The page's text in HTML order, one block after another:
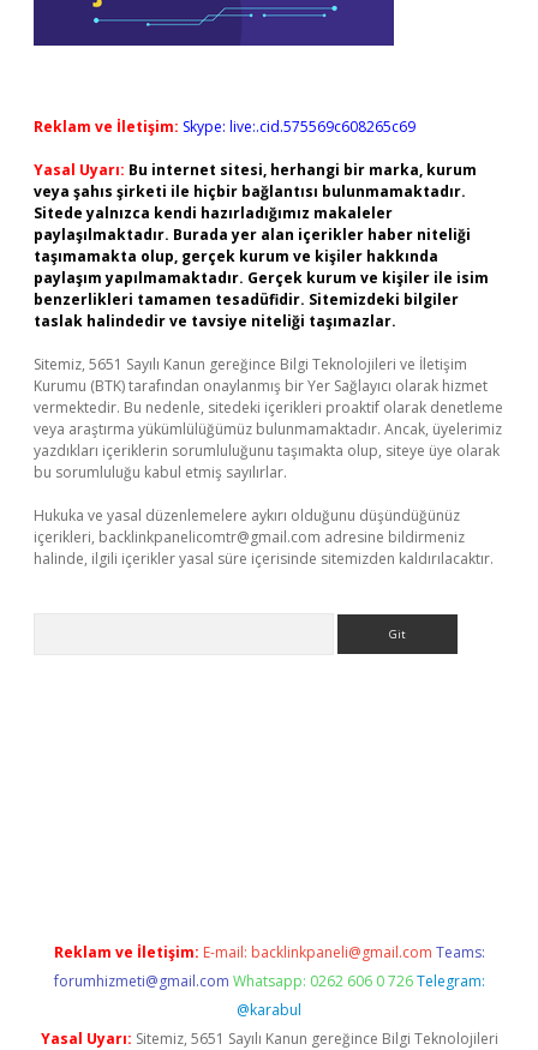
Reklam ve İletişim: Skype: live:.cid.575569c608265c69
Yasal Uyarı: Bu internet sitesi, herhangi bir marka, kurum
veya şahıs şirketi ile hiçbir bağlantısı bulunmamaktadır.
Sitede yalnızca kendi hazırladığımız makaleler
paylaşılmaktadır. Burada yer alan içerikler haber niteliği
taşımamakta olup, gerçek kurum ve kişiler hakkında
paylaşım yapılmamaktadır. Gerçek kurum ve kişiler ile isim
benzerlikleri tamamen tesadüfidir. Sitemizdeki bilgiler
taslak halindedir ve tavsiye niteliği taşımazlar.
Sitemiz, 5651 Sayılı Kanun gereğince Bilgi Teknolojileri ve İletişim
Kurumu (BTK) tarafından onaylanmış bir Yer Sağlayıcı olarak hizmet
vermektedir. Bu nedenle, sitedeki içerikleri proaktif olarak denetleme
veya araştırma yükümlülüğümüz bulunmamaktadır. Ancak, üyelerimiz
yazdıkları içeriklerin sorumluluğunu taşımakta olup, siteye üye olarak
bu sorumluluğu kabul etmiş sayılırlar.
Hukuka ve yasal düzenlemelere aykırı olduğunu düşündüğünüz
içerikleri, backlinkpanelicomtr@gmail.com adresine bildirmeniz
halinde, ilgili içerikler yasal süre içerisinde sitemizden kaldırılacaktır.
Reklam ve İletişim: E-mail: backlinkpaneli@gmail.com Teams:
forumhizmeti@gmail.com Whatsapp: 0262 606 0 726 Telegram:
@karabul
Yasal Uyarı: Sitemiz, 5651 Sayılı Kanun gereğince Bilgi Teknolojileri